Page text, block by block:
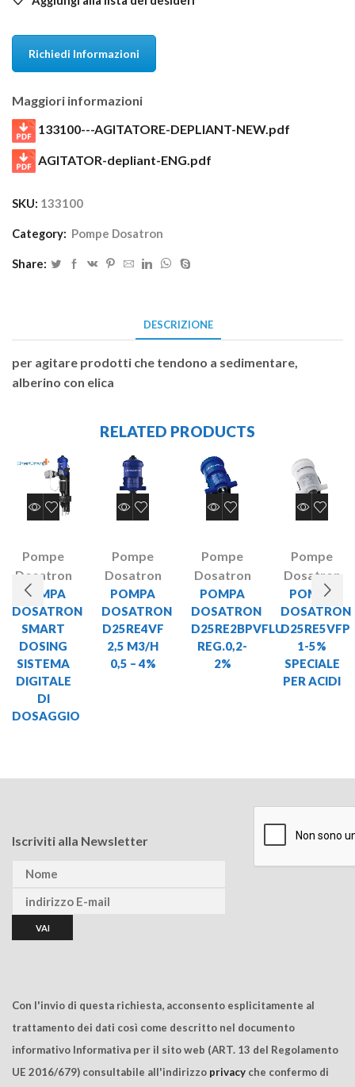
Richiedi Informazioni
Maggiori informazioni
133100---AGITATORE-DEPLIANT-NEW.pdf
AGITATOR-depliant-ENG.pdf
SKU: 133100
Category: Pompe Dosatron
Share:
DESCRIZIONE
per agitare prodotti che tendono a sedimentare,
alberino con elica
RELATED PRODUCTS
Pompe
Dosatron
POMPA
DOSATRON
SMART
DOSING
SISTEMA
DIGITALE
DI
DOSAGGIO
Pompe
Dosatron
POMPA
DOSATRON
D25RE4VF
2,5 M3/H
0,5 – 4%
Pompe
Dosatron
POMPA
DOSATRON
D25RE2BPVFLU
REG.0,2-
2%
Pompe
Dosatron
POMPA
DOSATRON
D25RE5VFP
1-5%
SPECIALE
PER ACIDI
Iscriviti alla Newsletter
Con l'invio di questa richiesta, acconsento esplicitamente al
trattamento dei dati così come descritto nel documento
informativo Informativa per il sito web (ART. 13 del Regolamento
UE 2016/679) consultabile all'indirizzo privacy che confermo di